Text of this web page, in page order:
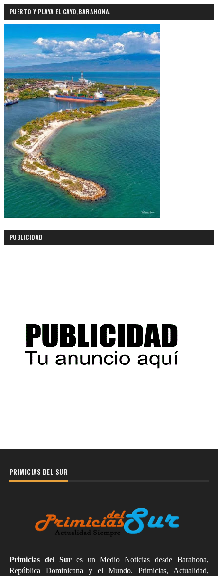
PUERTO Y PLAYA EL CAYO,BARAHONA.
PUBLICIDAD
PRIMICIAS DEL SUR
Primicias del Sures un Medio Noticias desde Barahona,
República Dominicana y el Mundo. Primicias, Actualidad,